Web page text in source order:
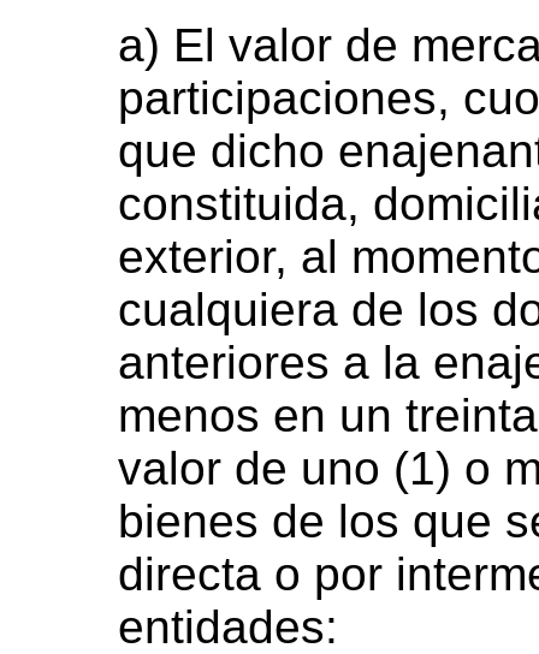
a) El valor de
participaciones,
que dicho
constituida,
exterior, al
cualquiera de los
anteriores a la
menos en un
valor de uno (1) o
bienes de los que
directa o por
entidades: